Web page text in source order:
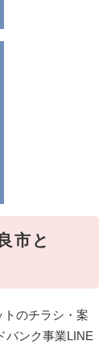
市と
のチラシ・案
バンク事業LINE